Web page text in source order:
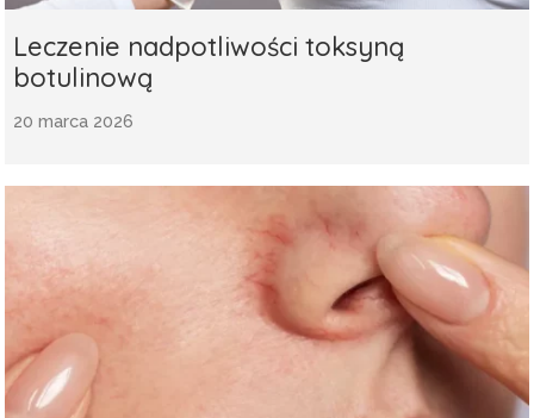
Leczenie nadpotliwości toksyną
botulinową
20 marca 2026